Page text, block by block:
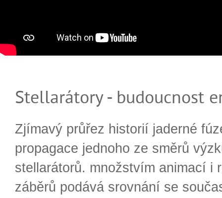
Stellarátory - budoucnost
Zjímavý průřez historií jaderné
propagace jednoho ze směrů
stellarátorů. množstvím animací i
záběrů podává srovnání se